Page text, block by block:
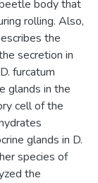
body that
rolling. Also,
the
secretion in
furcatum
glands in the
cell of the
glands in D.
species of
the